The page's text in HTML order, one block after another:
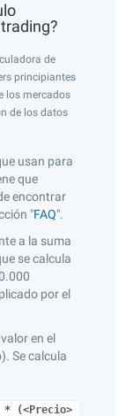
de
principiantes
los mercados
de los datos
usan para
que
encontrar
"FAQ".
a la suma
se calcula
por el
en el
Se calcula
* (<Precio>